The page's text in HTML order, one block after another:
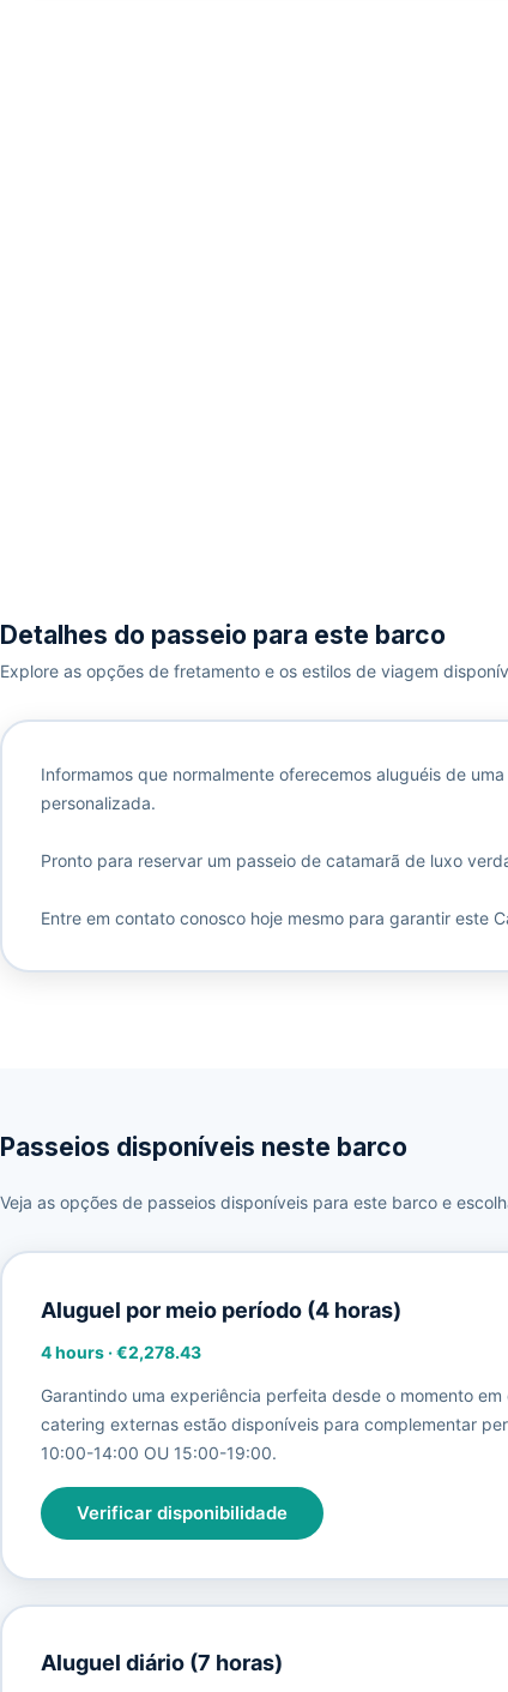
Detalhes do passeio para este barco
Explore as opções de fretamento e os estilos de viagem
Informamos que normalmente oferecemos aluguéis de
personalizada.
Pronto para reservar um passeio de catamarã de luxo
Entre em contato conosco hoje mesmo para garantir este
Passeios disponíveis neste barco
Veja as opções de passeios disponíveis para este barco e
Aluguel por meio período (4 horas)
4 hours·€2,278.43
Garantindo uma experiência perfeita desde o momento
catering externas estão disponíveis para complementar
10:00-14:00 OU 15:00-19:00.
Verificar disponibilidade
Aluguel diário (7 horas)